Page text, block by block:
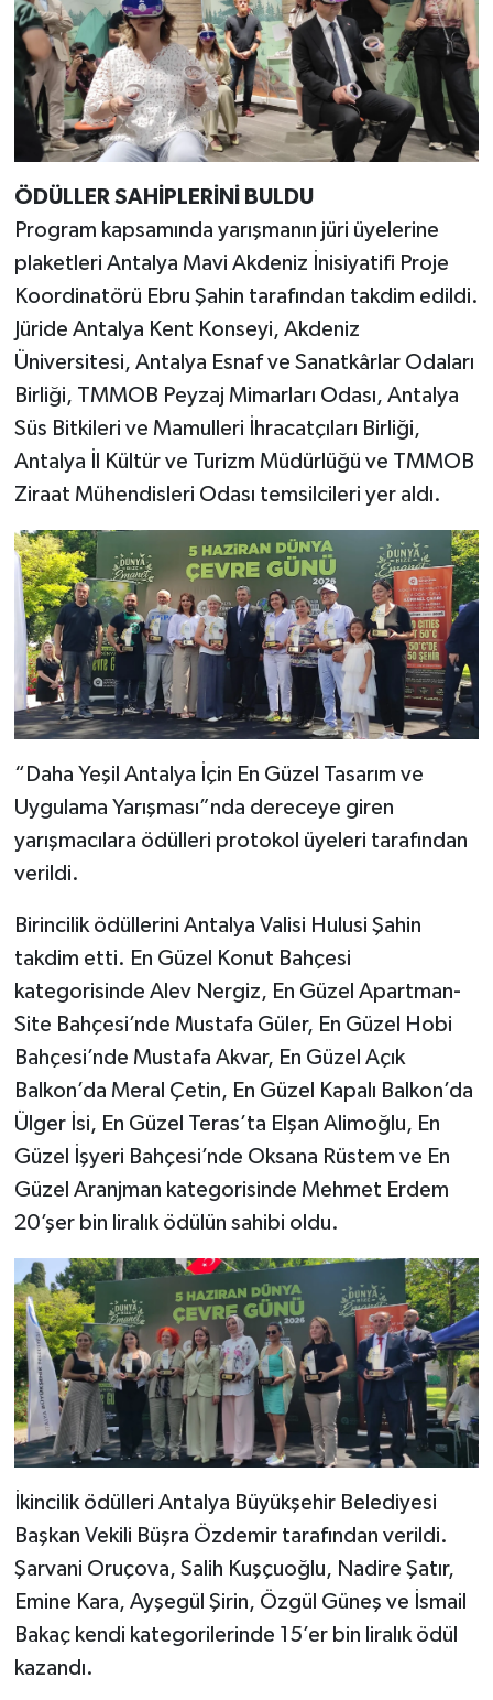
ÖDÜLLER SAHİPLERİNİ BULDU
Program kapsamında yarışmanın jüri üyelerine
plaketleri Antalya Mavi Akdeniz İnisiyatifi Proje
Koordinatörü Ebru Şahin tarafından takdim edildi.
Jüride Antalya Kent Konseyi, Akdeniz
Üniversitesi, Antalya Esnaf ve Sanatkârlar Odaları
Birliği, TMMOB Peyzaj Mimarları Odası, Antalya
Süs Bitkileri ve Mamulleri İhracatçıları Birliği,
Antalya İl Kültür ve Turizm Müdürlüğü ve TMMOB
Ziraat Mühendisleri Odası temsilcileri yer aldı.
“Daha Yeşil Antalya İçin En Güzel Tasarım ve
Uygulama Yarışması”nda dereceye giren
yarışmacılara ödülleri protokol üyeleri tarafından
verildi.
Birincilik ödüllerini Antalya Valisi Hulusi Şahin
takdim etti. En Güzel Konut Bahçesi
kategorisinde Alev Nergiz, En Güzel Apartman-
Site Bahçesi’nde Mustafa Güler, En Güzel Hobi
Bahçesi’nde Mustafa Akvar, En Güzel Açık
Balkon’da Meral Çetin, En Güzel Kapalı Balkon’da
Ülger İsi, En Güzel Teras’ta Elşan Alimoğlu, En
Güzel İşyeri Bahçesi’nde Oksana Rüstem ve En
Güzel Aranjman kategorisinde Mehmet Erdem
20’şer bin liralık ödülün sahibi oldu.
İkincilik ödülleri Antalya Büyükşehir Belediyesi
Başkan Vekili Büşra Özdemir tarafından verildi.
Şarvani Oruçova, Salih Kuşçuoğlu, Nadire Şatır,
Emine Kara, Ayşegül Şirin, Özgül Güneş ve İsmail
Bakaç kendi kategorilerinde 15’er bin liralık ödül
kazandı.